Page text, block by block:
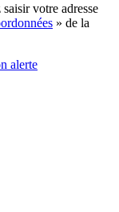
votre adresse
» de la
alerte